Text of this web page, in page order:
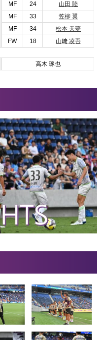
MF 24
山田 陸
MF 33
笠柳 翼
MF 34
松本 天夢
FW 18 山﨑 凌吾
高木 琢也